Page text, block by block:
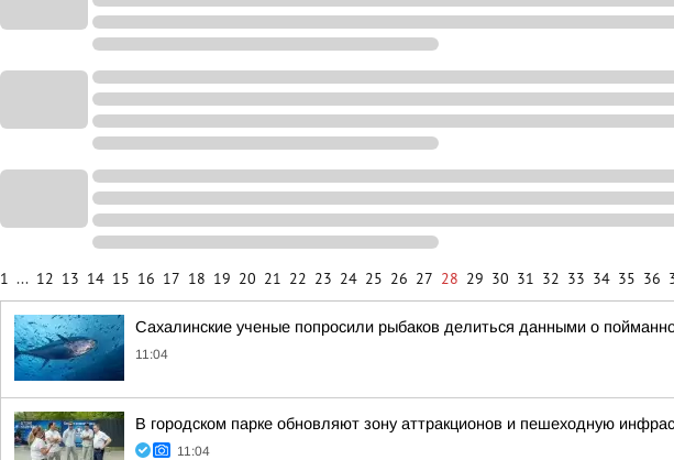
1 ... 12 13 14 15 16 17 18 19 20 21 22 23 24 25 26 27 28 29 30 31 32 33 34 35 36
Сахалинские ученые попросили рыбаков делиться данными о
11:04
В городском парке обновляют зону аттракционов и пешеходную
11:04